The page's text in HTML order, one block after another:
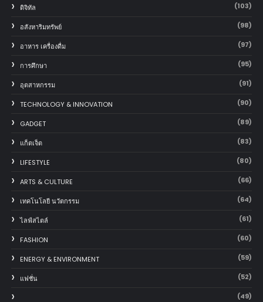
ดิจิทัล (103)
อสังหาริมทรัพย์ (98)
อาหาร เครื่องดื่ม (97)
การศึกษา (95)
อุตสาหกรรม (91)
TECHNOLOGY & INNOVATION (90)
GADGET (89)
แก็ตเจ็ต (83)
LIFESTYLE (80)
ARTS & CULTURE (66)
เทคโนโลยี นวัตกรรม (64)
ไลฟ์สไตล์ (61)
FASHION (60)
ENERGY & ENVIRONMENT (59)
แฟชั่น (52)
(49)